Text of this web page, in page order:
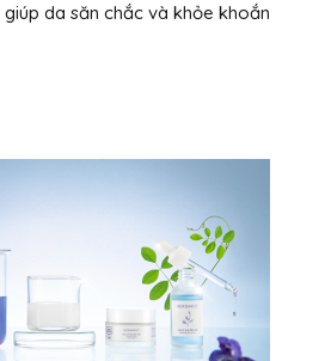
da săn chắc và khỏe khoắn